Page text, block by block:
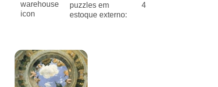
puzzles em
estoque externo:
4